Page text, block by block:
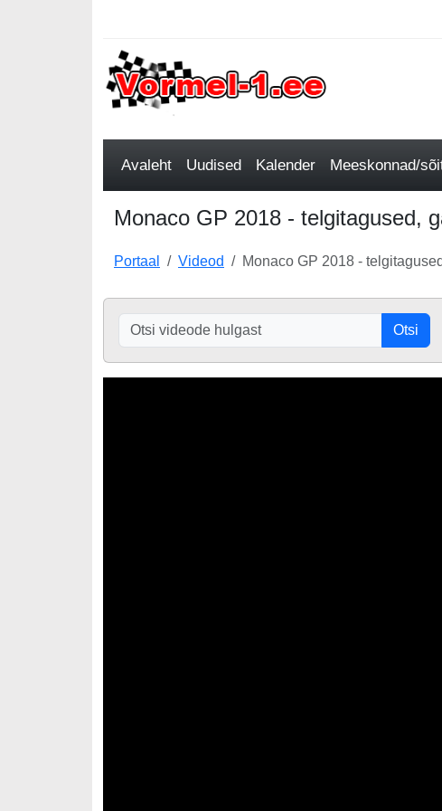
Avaleht Uudised Kalender Meeskonnad/
Monaco GP 2018 - telgitagused,
Portaal Videod Monaco GP 2018 -
Otsi